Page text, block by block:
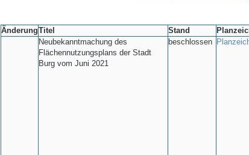
ÄnderungTitel Stand
Neubekanntmachung des
Flächennutzungsplans der Stadt
Burg vom Juni 2021
beschlossen